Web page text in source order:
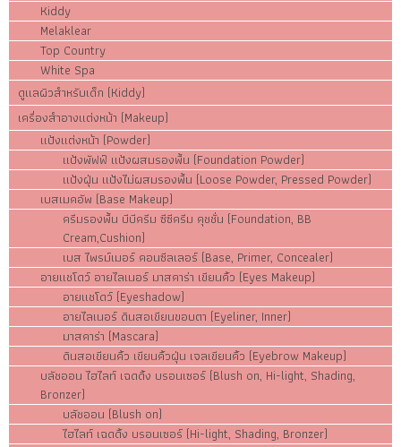
Kiddy
Melaklear
Top Country
White Spa
ดูแลผิวสำหรับเด็ก (Kiddy)
เครื่องสำอางแต่งหน้า (Makeup)
แป้งแต่งหน้า (Powder)
แป้งพัฟฟ์ แป้งผสมรองพื้น (Foundation Powder)
แป้งฝุ่น แป้งไม่ผสมรองพื้น (Loose Powder, Pressed Powder)
เบสเมคอัพ (Base Makeup)
ครีมรองพื้น บีบีครีม ซีซีครีม คุชชั่น (Foundation, BB
Cream,Cushion)
เบส ไพรม์เมอร์ คอนซีลเลอร์ (Base, Primer, Concealer)
อายแชโดว์ อายไลเนอร์ มาสคาร่า เขียนคิ้ว (Eyes Makeup)
อายแชโดว์ (Eyeshadow)
อายไลเนอร์ ดินสอเขียนขอบตา (Eyeliner, Inner)
มาสคาร่า (Mascara)
ดินสอเขียนคิ้ว เขียนคิ้วฝุ่น เจลเขียนคิ้ว (Eyebrow Makeup)
บลัชออน ไฮไลท์ เฉดดิ้ง บรอนเซอร์ (Blush on, Hi-light, Shading,
Bronzer)
บลัชออน (Blush on)
ไฮไลท์ เฉดดิ้ง บรอนเซอร์ (Hi-light, Shading, Bronzer)